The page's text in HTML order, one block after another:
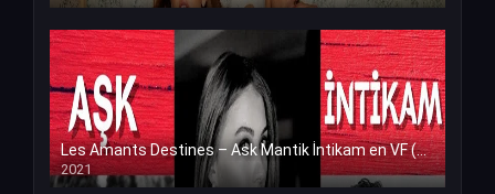
Les Amants Destines – Ask Mantik İntikam en VF (Voix Francaise)
2021